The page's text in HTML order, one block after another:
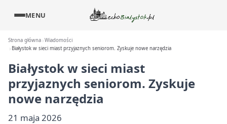
MENU
Strona główna Wiadomości
Białystok w sieci miast przyjaznych seniorom. Zyskuje nowe narzędzia
Białystok w sieci miast
przyjaznych seniorom. Zyskuje
nowe narzędzia
21 maja 2026